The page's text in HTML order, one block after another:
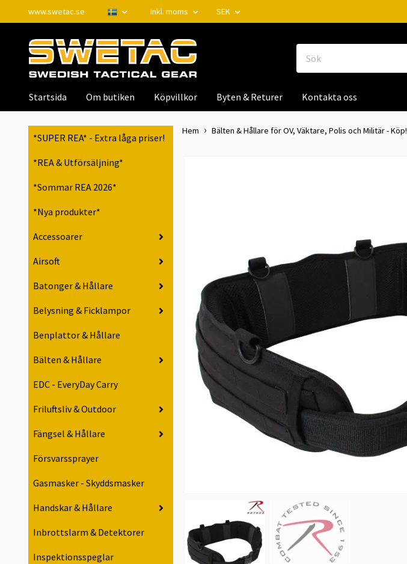
www.swetac.se Inkl. moms SEK
Startsida Om butiken Köpvillkor Byten & Returer Kontakta oss
*SUPER REA* - Extra låga priser!
*REA & Utförsäljning*
*Sommar REA 2026*
*Nya produkter*
Accessoarer
Airsoft
Batonger & Hållare
Belysning & Ficklampor
Benplattor & Hållare
Bälten & Hållare
EDC - EveryDay Carry
Friluftsliv & Outdoor
Fängsel & Hållare
Försvarssprayer
Gasmasker - Skyddsmasker
Handskar & Hållare
Inbrottslarm & Detektorer
Inspektionsspeglar
Hem Bälten & Hållare för OV, Väktare, Polis och Militär - Köp!